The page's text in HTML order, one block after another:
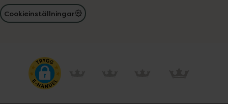
Cookieinställningar